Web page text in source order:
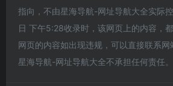
指向，不由星海导航-网址导航大全实际
日 下午5:28收录时，该网页上的内容，
网页的内容如出现违规，可以直接联系网
星海导航-网址导航大全不承担任何责任。